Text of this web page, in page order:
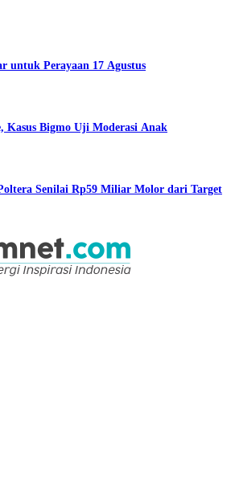
untuk Perayaan 17 Agustus
Kasus Bigmo Uji Moderasi Anak
Senilai Rp59 Miliar Molor dari Target